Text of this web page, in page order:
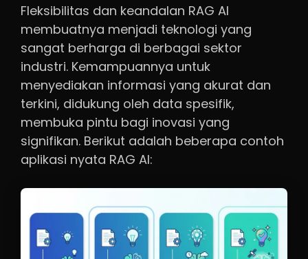
Fleksibilitas dan keandalan RAG AI
membuatnya menjadi teknologi yang
sangat berharga di berbagai sektor
industri. Kemampuannya untuk
menyediakan informasi yang akurat dan
terkini, didukung oleh data spesifik,
membuka pintu bagi inovasi yang
signifikan. Berikut adalah beberapa contoh
aplikasi nyata RAG AI: